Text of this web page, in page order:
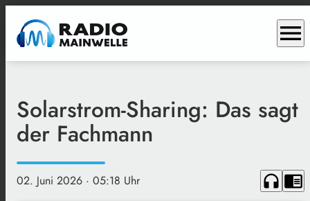
menu
Solarstrom-Sharing: Das sagt
der Fachmann
02. Juni 2026 · 05:18 Uhr headphones chrome_reader_mode